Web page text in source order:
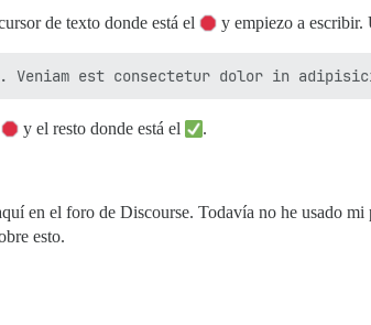
de texto donde está el y empiezo a escribir.
y el resto donde está el .
en el foro de Discourse. Todavía no he usado
esto.